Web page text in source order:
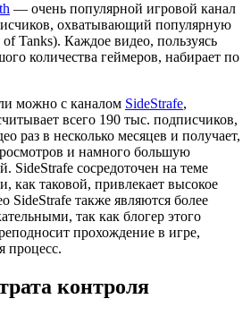
— очень популярной игровой канал
охватывающий популярную
Tanks). Каждое видео, пользуясь
количества геймеров, набирает по
можно с каналом SideStrafe,
всего 190 тыс. подписчиков,
раз в несколько месяцев и получает,
и намного большую
SideStrafe сосредоточен на теме
как таковой, привлекает высокое
SideStrafe также являются более
так как блогер этого
прохождение в игре,
процесс.
контроля